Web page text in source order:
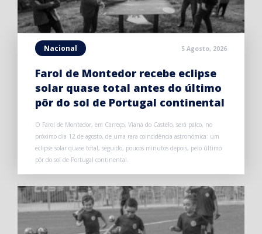
Nacional 5 Agosto, 2026
Farol de Montedor recebe eclipse
solar quase total antes do último
pôr do sol de Portugal continental
O Farol de Montedor, em Carreço, Viana do Castelo, será palco, no
próximo dia 12 de agosto, de uma rara coincidência astronómica: um
eclipse solar quase total, seguido, poucos minutos depois, pelo último
pôr do sol de Portugal continental.